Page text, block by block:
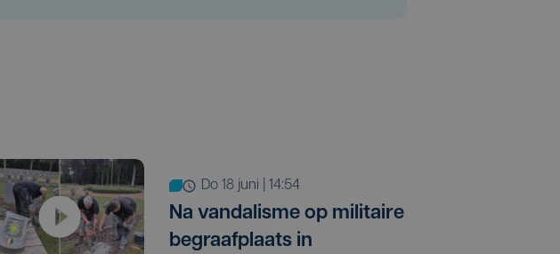
do 18 juni | 14:54
Na vandalisme op militaire
begraafplaats in